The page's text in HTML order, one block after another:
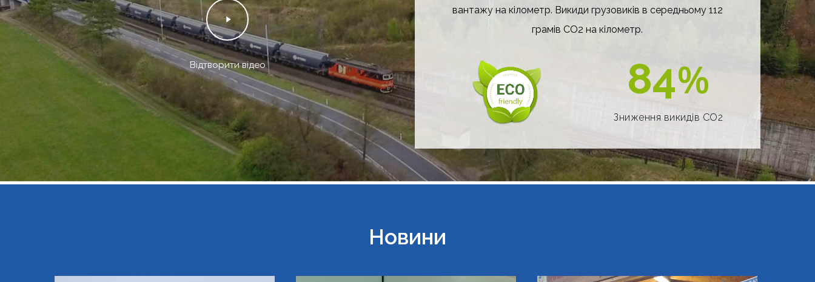
Відтворити відео
вантажу на кілометр. Викиди грузовиків в середньому 112
грамів СО2 на кілометр.
84%
Зниження викидів CO2
Новини